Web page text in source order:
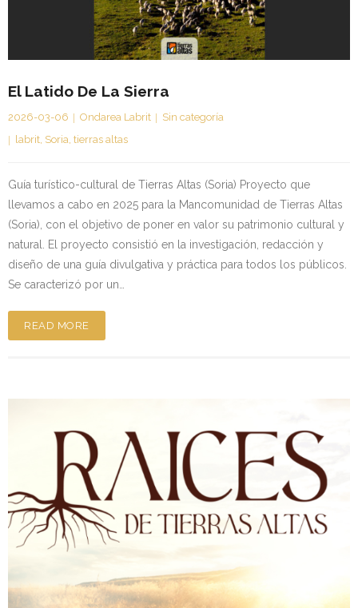
Kontaktua | Contacto
El Latido De La Sierra
2026-03-06 Ondarea Labrit
Sin categoría
labrit, Soria, tierras altas
Guía turístico-cultural de Tierras Altas (Soria) Proyecto que
llevamos a cabo en 2025 para la Mancomunidad de Tierras Altas
(Soria), con el objetivo de poner en valor su patrimonio cultural y
natural. El proyecto consistió en la investigación, redacción y
diseño de una guía divulgativa y práctica para todos los públicos.
Se caracterizó por un…
READ MORE